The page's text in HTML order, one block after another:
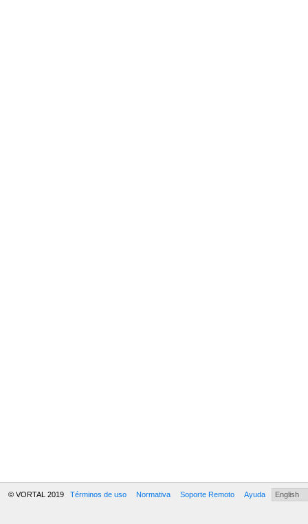
© VORTAL 2019 Términos de uso Normativa Soporte Remoto Ayuda